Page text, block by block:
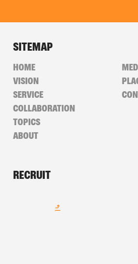
SITEMAP
HOME
VISION
SERVICE
COLLABORATION
TOPICS
ABOUT
RECRUIT